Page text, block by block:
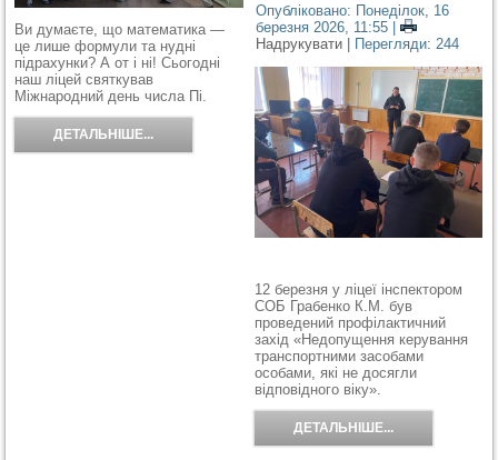
Ви думаєте, що математика —
це лише формули та нудні
підрахунки? А от і ні! Сьогодні
наш ліцей святкував
Міжнародний день числа Пі.
ДЕТАЛЬНІШЕ...
Опубліковано: Понеділок, 16
березня 2026, 11:55|
Надрукувати | Перегляди: 244
12 березня у ліцеї інспектором
СОБ Грабенко К.М. був
проведений профілактичний
захід «Недопущення керування
транспортними засобами
особами, які не досягли
відповідного віку».
ДЕТАЛЬНІШЕ...